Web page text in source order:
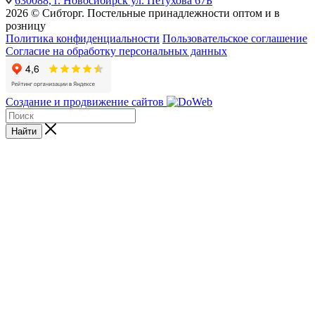
2026 © Сибторг. Постельные принадлежности оптом и в
розницу
Политика конфиденциальности Пользовательское соглашение
Согласие на обработку персональных данных
Создание и продвижение сайтов
Найти